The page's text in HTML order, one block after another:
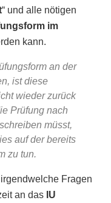
“ und alle nötigen
im
kann.
an der
ist diese
wieder zurück
Prüfung nach
müsst,
auf der bereits
zu tun.
Fragen
an das IU